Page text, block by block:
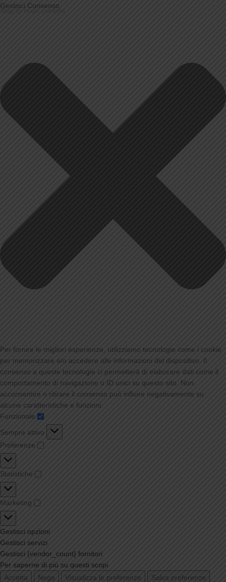
Gestisci Consenso
Per fornire le migliori esperienze, utilizziamo tecnologie come i cookie
per memorizzare e/o accedere alle informazioni del dispositivo. Il
consenso a queste tecnologie ci permetterà di elaborare dati come il
comportamento di navigazione o ID unici su questo sito. Non
acconsentire o ritirare il consenso può influire negativamente su
alcune caratteristiche e funzioni.
Funzionale
Sempre attivo
Preferenze
Statistiche
Marketing
Gestisci opzioni
Gestisci servizi
Gestisci {vendor_count} fornitori
Per saperne di più su questi scopi
Accetta
Nega Visualizza le preferenze
Salva preferenze
Skip to main content